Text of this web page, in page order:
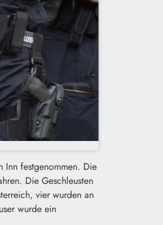
Inn festgenommen. Die
Die Geschleusten
vier wurden an
wurde ein